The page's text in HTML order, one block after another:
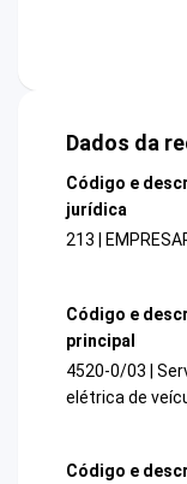
Dados da
Código e
jurídica
213 |
Código e
principal
4520-0/03 |
elétrica de
Código e